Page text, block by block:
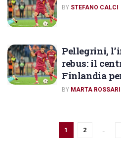
BY STEFANO CALCI
Pellegrini,
rebus: il
Finlandia
BY MARTA ROSSARI
1 2 …